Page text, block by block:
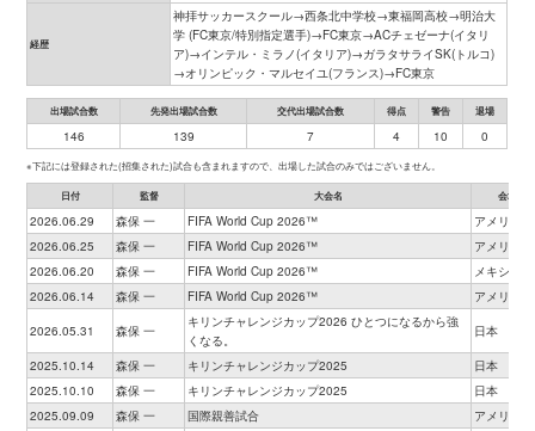
経歴
神拝サッカースクール→西条北中学校→東福岡高校→明治大
学 (FC東京/特別指定選手)→FC東京→ACチェゼーナ(イタリ
ア)→インテル・ミラノ(イタリア)→ガラタサライSK(トルコ)
→オリンピック・マルセイユ(フランス)→FC東京
出場試合数 先発出場試合数 交代出場試合数 得点 警告 退場
146 139 7 4 10 0
※下記には登録された(招集された)試合も含まれますので、出場した試合のみではございません。
日付 監督 大会名 会場
2026.06.29 森保 一 FIFA World Cup 2026™
アメリカ
2026.06.25
森保 一 FIFA World Cup 2026™
アメリカ
2026.06.20
森保 一 FIFA World Cup 2026™
メキシコ
2026.06.14
森保 一 FIFA World Cup 2026™ アメリカ
2026.05.31 森保 一
キリンチャレンジカップ2026 ひとつになるから強
くなる。
日本
2025.10.14 森保 一 キリンチャレンジカップ2025
日本
2025.10.10
森保 一 キリンチャレンジカップ2025
日本
2025.09.09
森保 一 国際親善試合
アメリカ